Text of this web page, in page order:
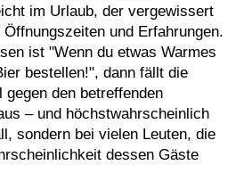
im Urlaub, der vergewissert
und Erfahrungen.
ist "Wenn du etwas Warmes
bestellen!", dann fällt die
den betreffenden
– und höchstwahrscheinlich
sondern bei vielen Leuten, die
dessen Gäste